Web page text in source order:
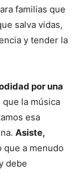
familias que
salva vidas,
y tender la
por una
que la música
esa
Asiste,
que a menudo
debe